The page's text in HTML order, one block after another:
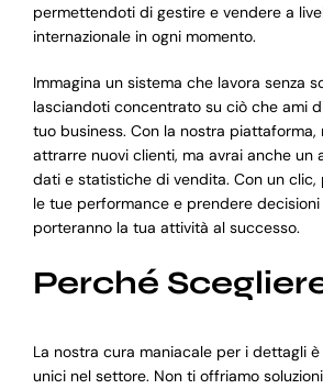
permettendoti di gestire e vendere a
internazionale in ogni momento.
Immagina un sistema che lavora senza
lasciandoti concentrato su ciò che ami
tuo business. Con la nostra piattaforma,
attrarre nuovi clienti, ma avrai anche un
dati e statistiche di vendita. Con un clic,
le tue performance e prendere
porteranno la tua attività al successo.
Perché
La nostra cura maniacale per i dettagli
unici nel settore. Non ti offriamo